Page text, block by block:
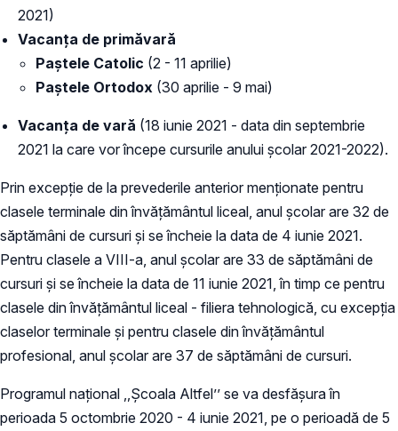
2021)
Vacanța de primăvară
Paștele Catolic (2 - 11 aprilie)
Paștele Ortodox (30 aprilie - 9 mai)
Vacanța de vară (18 iunie 2021 - data din septembrie
2021 la care vor începe cursurile anului școlar 2021-2022).
Prin excepție de la prevederile anterior menționate pentru
clasele terminale din învățământul liceal, anul școlar are 32 de
săptămâni de cursuri și se încheie la data de 4 iunie 2021.
Pentru clasele a VIII-a, anul școlar are 33 de săptămâni de
cursuri și se încheie la data de 11 iunie 2021, în timp ce pentru
clasele din învățământul liceal - filiera tehnologică, cu excepția
claselor terminale și pentru clasele din învățământul
profesional, anul școlar are 37 de săptămâni de cursuri.
Programul național ‚‚Școala Altfel’’ se va desfășura în
perioada 5 octombrie 2020 - 4 iunie 2021, pe o perioadă de 5